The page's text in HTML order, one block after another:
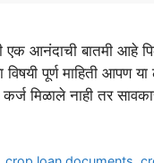
एक आनंदाची बातमी आहे
पूर्ण माहिती
मिळाले नाही तर